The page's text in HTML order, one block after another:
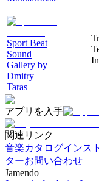
Sport Beat
Sound
Gallery by
Dmitry
Taras
アプリを入手
関連リンク
音楽カタログインス
ターお問い合わせ
Jamendo